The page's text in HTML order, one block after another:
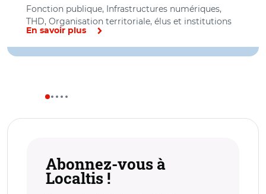
Fonction publique, Infrastructures numériques,
THD, Organisation territoriale, élus et institutions
En savoir plus
Abonnez-vous à
Localtis !